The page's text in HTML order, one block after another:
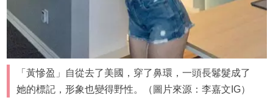
「黃慘盈」自從去了美國，穿了鼻環，一頭長鬈髮成了
她的標記，形象也變得野性。（圖片來源：李嘉文IG）